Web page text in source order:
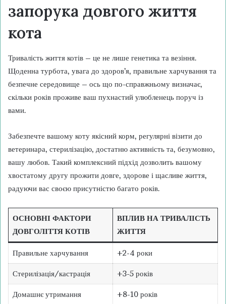
запорука довгого життя
кота
Тривалість життя котів – це не лише генетика та везіння.
Щоденна турбота, увага до здоров’я, правильне харчування та
безпечне середовище – ось що по-справжньому визначає,
скільки років проживе ваш пухнастий улюбленець поруч із
вами.
Забезпечте вашому коту якісний корм, регулярні візити до
ветеринара, стерилізацію, достатню активність та, безумовно,
вашу любов. Такий комплексний підхід дозволить вашому
хвостатому другу прожити довге, здорове і щасливе життя,
радуючи вас своєю присутністю багато років.
ОСНОВНІ ФАКТОРИ
ДОВГОЛІТТЯ КОТІВ
ВПЛИВ НА ТРИВАЛІСТЬ
ЖИТТЯ
Правильне харчування +2-4 роки
Стерилізація/кастрація +3-5 років
Домашнє утримання +8-10 років